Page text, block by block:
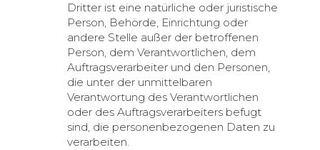
Dritter ist eine natürliche oder juristische
Person, Behörde, Einrichtung oder
andere Stelle außer der betroffenen
Person, dem Verantwortlichen, dem
Auftragsverarbeiter und den Personen,
die unter der unmittelbaren
Verantwortung des Verantwortlichen
oder des Auftragsverarbeiters befugt
sind, die personenbezogenen Daten zu
verarbeiten.